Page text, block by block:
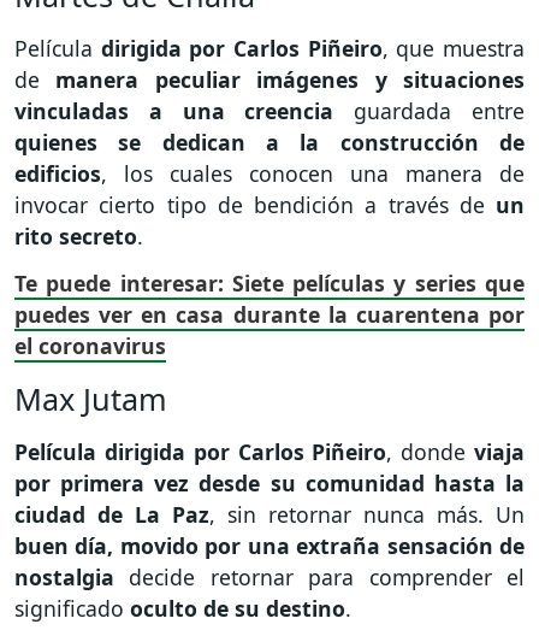
Película dirigida por Carlos Piñeiro, que muestra
de manera peculiarimágenes y situaciones
vinculadas a una creencia guardada entre
quienes se dedican a la construcción de
edificios, los cuales conocen una manera de
invocar cierto tipo de bendición a través de un
rito secreto.
Te puede interesar: Siete películas y series que
puedes ver en casa durante la cuarentena por
el coronavirus
Max Jutam
Película dirigida por Carlos Piñeiro, dondeviaja
por primera vez desde su comunidad hasta la
ciudad de La Paz, sin retornar nunca más. Un
buen día, movido por una extraña sensación de
nostalgia decide retornar para comprender el
significado oculto de su destino.